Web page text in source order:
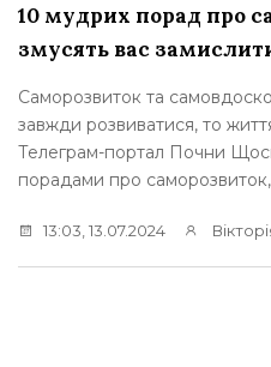
10 мудрих порад про
змусять вас
Саморозвиток та
завжди розвиватися, то
Телеграм-портал Почни
порадами про саморозвиток,
13:03, 13.07.2024